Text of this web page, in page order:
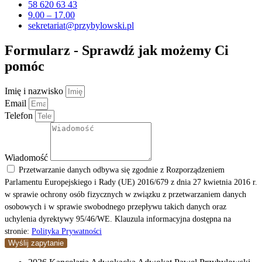
58 620 63 43
9.00 – 17.00
sekretariat@przybylowski.pl
Formularz - Sprawdź jak możemy Ci
pomóc
Imię i nazwisko
Email
Telefon
Wiadomość
Przetwarzanie danych odbywa się zgodnie z Rozporządzeniem
Parlamentu Europejskiego i Rady (UE) 2016/679 z dnia 27 kwietnia 2016 r.
w sprawie ochrony osób fizycznych w związku z przetwarzaniem danych
osobowych i w sprawie swobodnego przepływu takich danych oraz
uchylenia dyrektywy 95/46/WE. Klauzula informacyjna dostępna na
stronie: Polityka Prywatności
Wyślij zapytanie